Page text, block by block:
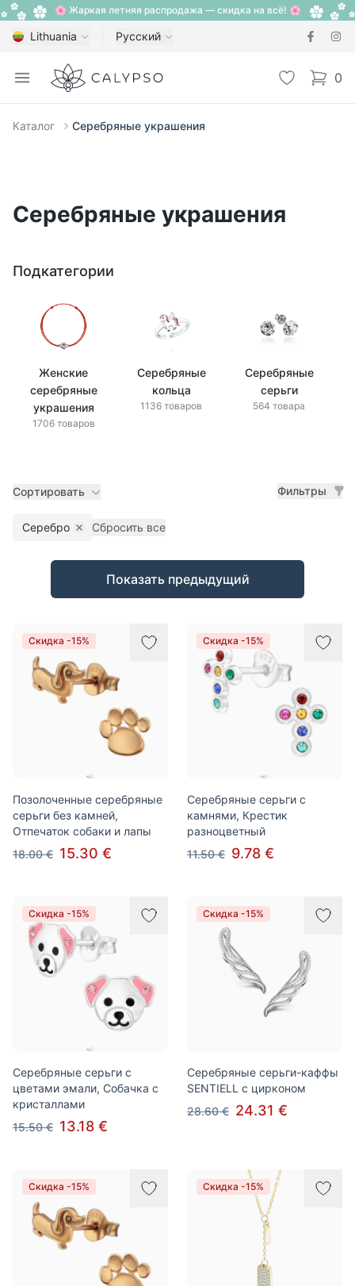
🌸 Жаркая летняя распродажа — скидка на всё! 🌸
Lithuania Русский
Open menu
Calypso Избранное
0
items
Каталог Серебряные украшения
Серебряные украшения
Подкатегории
Женские
серебряные
украшения
1706 товаров
Серебряные
кольца
1136 товаров
Серебряные
серьги
564 товара
Сортировать Фильтры
Серебро Remove filter
Сбросить все
Товары
Показать предыдущий
Скидка -15%
Позолоченные серебряные
серьги без камней,
Отпечаток собаки и лапы
18.00 € 15.30 €
Скидка -15%
Серебряные серьги с
камнями, Крестик
разноцветный
11.50 € 9.78 €
Скидка -15%
Серебряные серьги с
цветами эмали, Собачка с
кристаллами
15.50 € 13.18 €
Скидка -15%
Серебряные серьги-каффы
SENTIELL с цирконом
28.60 € 24.31 €
Скидка -15% Скидка -15%